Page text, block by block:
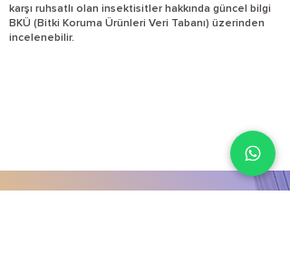
karşı ruhsatlı olan insektisitler hakkında güncel bilgi
BKÜ (Bitki Koruma Ürünleri Veri Tabanı) üzerinden
incelenebilir.